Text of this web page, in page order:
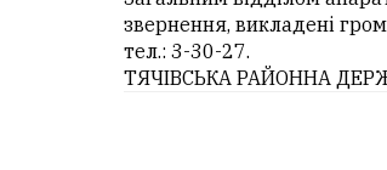
звернення, викладені
тел.: 3-30-27.
ТЯЧІВСЬКА РАЙОННА